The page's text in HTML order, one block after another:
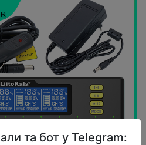
та бот у Telegram: